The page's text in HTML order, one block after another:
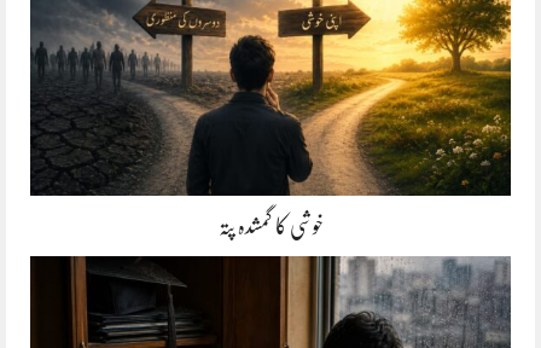
خوشی کا گمشدہ پتہ